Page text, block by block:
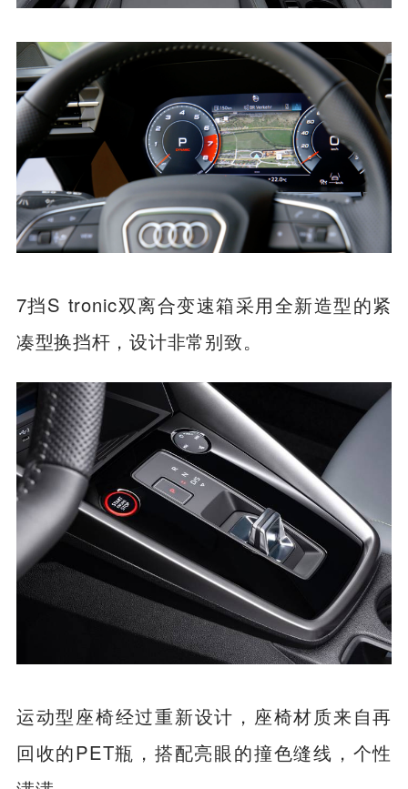
7挡S tronic双离合变速箱采用全新造型的紧
凑型换挡杆，设计非常别致。
运动型座椅经过重新设计，座椅材质来自再
回收的PET瓶，搭配亮眼的撞色缝线，个性